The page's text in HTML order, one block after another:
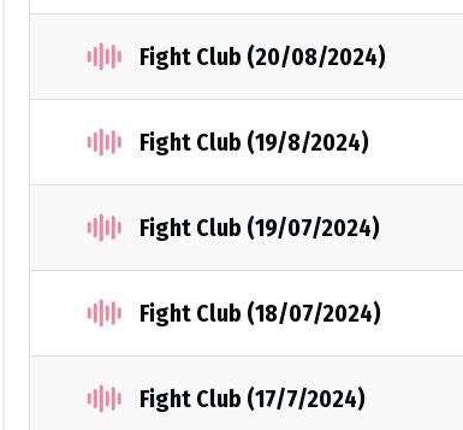
Fight Club (20/08/2024)
Fight Club (19/8/2024)
Fight Club (19/07/2024)
Fight Club (18/07/2024)
Fight Club (17/7/2024)